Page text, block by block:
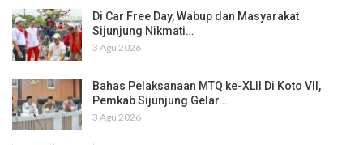
Di Car Free Day, Wabup dan Masyarakat
Sijunjung Nikmati…
3 Agu 2026
Bahas Pelaksanaan MTQ ke-XLII Di Koto VII,
Pemkab Sijunjung Gelar…
3 Agu 2026